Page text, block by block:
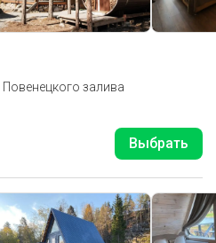
Повенецкого залива
Выбрать